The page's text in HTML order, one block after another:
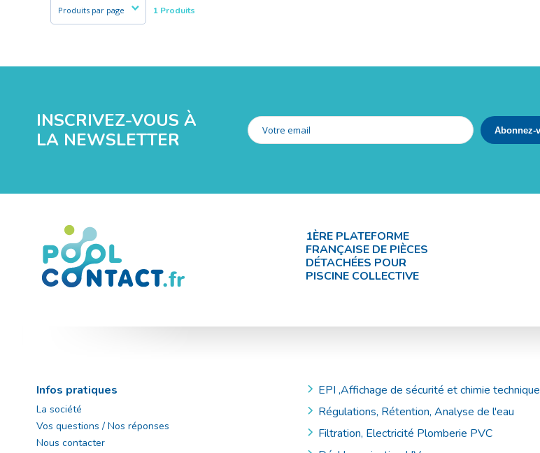
1 Produits
INSCRIVEZ-VOUS À
LA NEWSLETTER
1ÈRE PLATEFORME
FRANÇAISE DE PIÈCES
DÉTACHÉES POUR
PISCINE COLLECTIVE
Infos pratiques
La société
Vos questions / Nos réponses
Nous contacter
EPI ,Affichage de sécurité et chimie technique
Régulations, Rétention, Analyse de l'eau
Filtration, Electricité Plomberie PVC